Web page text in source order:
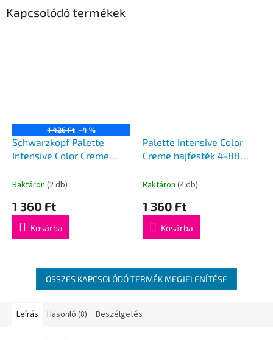
Kapcsolódó termékek
1 426 Ft –4 %
Schwarzkopf Palette
Intensive Color Creme
Raktáron (2 db)
1 360 Ft
Kosárba
Palette Intensive Color
Creme hajfesték 4-88
Raktáron (4 db)
1 360 Ft
Kosárba
ÖSSZES KAPCSOLÓDÓ TERMÉK MEGJELENÍTÉSE
Leírás Hasonló (8) Beszélgetés